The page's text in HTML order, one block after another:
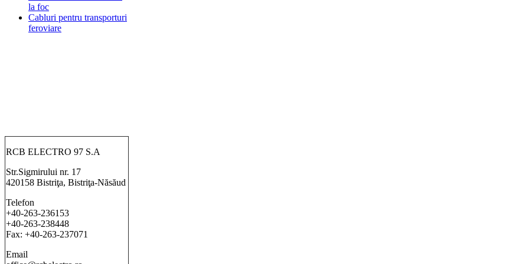
la foc
Cabluri pentru transporturi
feroviare
RCB ELECTRO 97 S.A
Str.Sigmirului nr. 17
420158 Bistriţa, Bistriţa-Năsăud
Telefon
+40-263-236153
+40-263-238448
Fax: +40-263-237071
Email